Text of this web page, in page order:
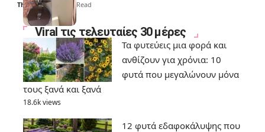
Thali Ombre 6 Min Read
Viral τις τελευταίες 30 μέρες
Τα φυτεύεις μια φορά και
ανθίζουν για χρόνια: 10
φυτά που μεγαλώνουν μόνα
τους ξανά και ξανά
18.6k views
12 φυτά εδαφοκάλυψης που